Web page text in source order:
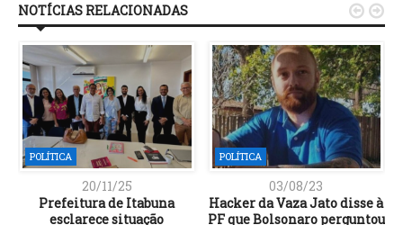
NOTÍCIAS RELACIONADAS
POLÍTICA
20/11/25
Prefeitura de Itabuna
esclarece situação
POLÍTICA
03/08/23
Hacker da Vaza Jato disse à
PF que Bolsonaro perguntou
 